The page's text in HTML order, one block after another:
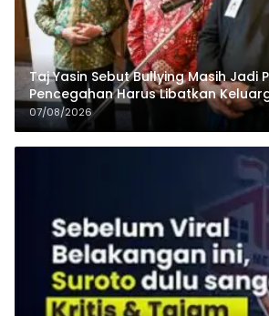
Taj Yasin Sebut Bullying Masih Jadi
Pencegahan Harus Libatkan
Pesantren
07/08/2026